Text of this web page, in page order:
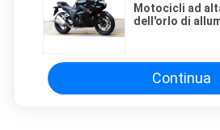
Motocicli ad
dell'orlo di
Continua